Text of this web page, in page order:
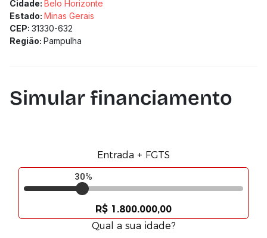
Cidade: Belo Horizonte
Estado: Minas Gerais
CEP: 31330-632
Região: Pampulha
Simular financiamento